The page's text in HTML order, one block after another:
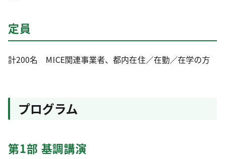
定員
計200名 MICE関連事業者、都内在住／在勤／在学の方
プログラム
第1部 基調講演